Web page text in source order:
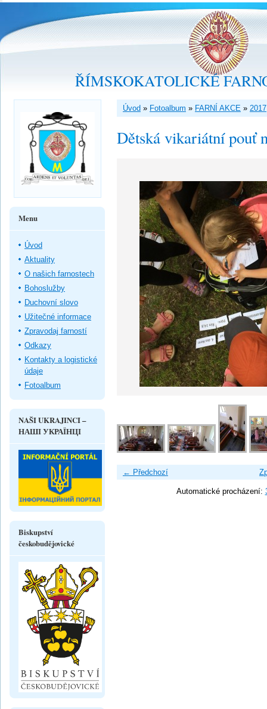
ŘÍMSKOKATOLICKÉ
Úvod » Fotoalbum » FARNÍ AKCE » 2017
Dětská vikariátní pouť
← Předchozí
Automatické procházení:
Menu
Úvod
Aktuality
O našich farnostech
Bohoslužby
Duchovní slovo
Užitečné informace
Zpravodaj farností
Odkazy
Kontakty a logistické
údaje
Fotoalbum
NAŠI UKRAJINCI –
НАШІ УКРАЇНЦІ
Biskupství
českobudějovické